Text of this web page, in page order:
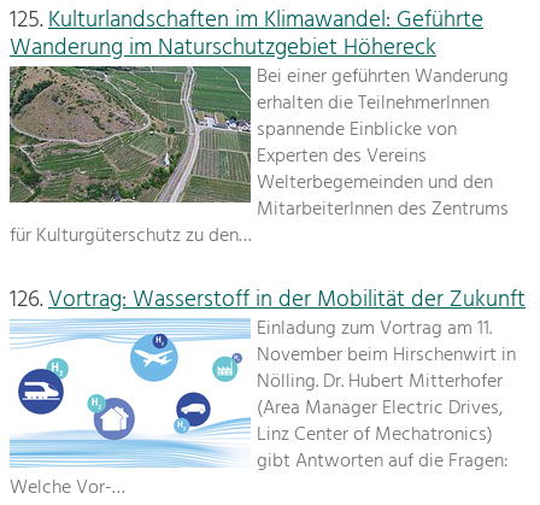
125.Kulturlandschaften im Klimawandel: Geführte
Wanderung im Naturschutzgebiet Höhereck
Bei einer geführten Wanderung
erhalten die TeilnehmerInnen
spannende Einblicke von
Experten des Vereins
Welterbegemeinden und den
MitarbeiterInnen des Zentrums
für Kulturgüterschutz zu den…
126.Vortrag: Wasserstoff in der Mobilität der Zukunft
Einladung zum Vortrag am 11.
November beim Hirschenwirt in
Nölling. Dr. Hubert Mitterhofer
(Area Manager Electric Drives,
Linz Center of Mechatronics)
gibt Antworten auf die Fragen:
Welche Vor-…